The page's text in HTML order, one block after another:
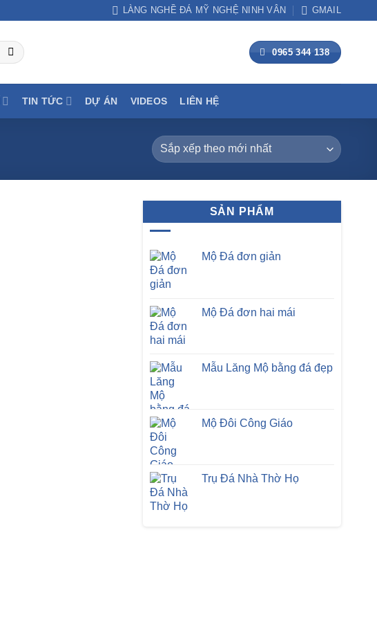
LÀNG NGHỀ ĐÁ MỸ NGHỆ NINH VÂN GMAIL
0965 344 138
TIN TỨC DỰ ÁN VIDEOS LIÊN HỆ
SẢN PHẨM
Mộ Đá đơn giản
Mộ Đá đơn hai mái
Mẫu Lăng Mộ bằng đá đẹp
Mộ Đôi Công Giáo
Trụ Đá Nhà Thờ Họ